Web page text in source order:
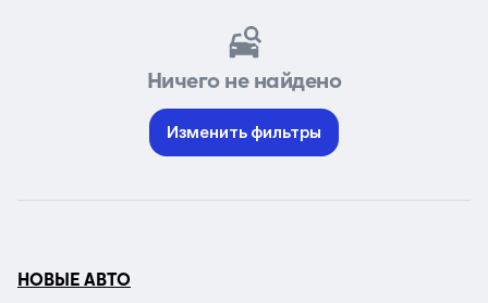
Ничего не найдено
Изменить фильтры
НОВЫЕ АВТО